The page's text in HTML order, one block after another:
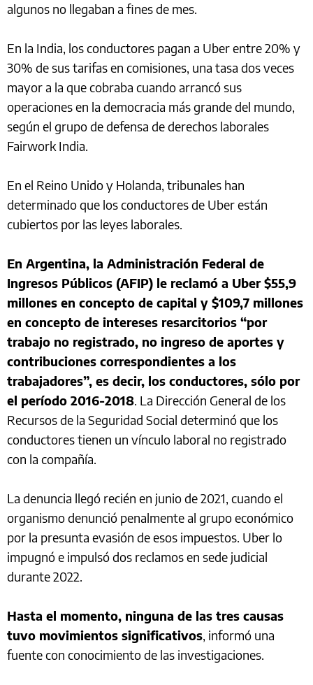
algunos no llegaban a fines de mes.
En la India, los conductores pagan a Uber entre 20% y
30% de sus tarifas en comisiones, una tasa dos veces
mayor a la que cobraba cuando arrancó sus
operaciones en la democracia más grande del mundo,
según el grupo de defensa de derechos laborales
Fairwork India.
En el Reino Unido y Holanda, tribunales han
determinado que los conductores de Uber están
cubiertos por las leyes laborales.
En Argentina, la Administración Federal de
Ingresos Públicos (AFIP) le reclamó a Uber $55,9
millones en concepto de capital y $109,7 millones
en concepto de intereses resarcitorios “por
trabajo no registrado, no ingreso de aportes y
contribuciones correspondientes a los
trabajadores”, es decir, los conductores, sólo por
el período 2016-2018. La Dirección General de los
Recursos de la Seguridad Social determinó que los
conductores tienen un vínculo laboral no registrado
con la compañía.
La denuncia llegó recién en junio de 2021, cuando el
organismo denunció penalmente al grupo económico
por la presunta evasión de esos impuestos. Uber lo
impugnó e impulsó dos reclamos en sede judicial
durante 2022.
Hasta el momento, ninguna de las tres causas
tuvo movimientos significativos, informó una
fuente con conocimiento de las investigaciones.